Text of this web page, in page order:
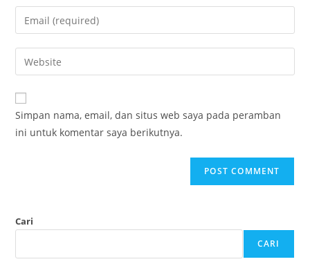
name
comment
Enter
your
email
address
comment
Enter
your
website
URL
(optional)
Simpan nama, email, dan situs web saya pada peramban
ini untuk komentar saya berikutnya.
Cari
CARI